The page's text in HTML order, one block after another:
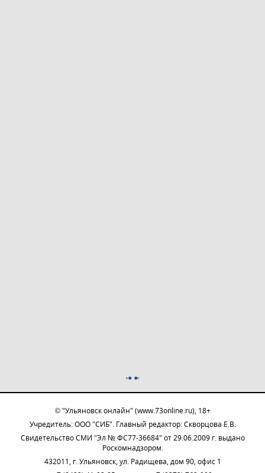
© "Ульяновск онлайн" (www.73online.ru), 18+
Учредитель: ООО "СИБ". Главный редактор: Скворцова Е.В.
Свидетельство СМИ "Эл № ФС77-36684" от 29.06.2009 г. выдано
Роскомнадзором.
432011, г. Ульяновск, ул. Радищева, дом 90, офис 1